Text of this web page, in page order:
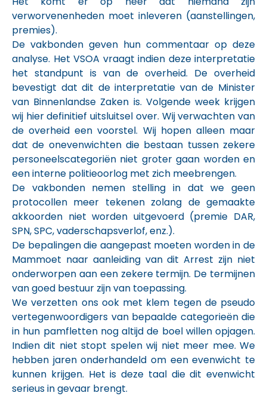
verworvenenheden moet inleveren (aanstellingen,
premies).
De vakbonden geven hun commentaar op deze
analyse. Het VSOA vraagt indien deze interpretatie
het standpunt is van de overheid. De overheid
bevestigt dat dit de interpretatie van de Minister
van Binnenlandse Zaken is. Volgende week krijgen
wij hier definitief uitsluitsel over. Wij verwachten van
de overheid een voorstel. Wij hopen alleen maar
dat de onevenwichten die bestaan tussen zekere
personeelscategoriën niet groter gaan worden en
een interne politieoorlog met zich meebrengen.
De vakbonden nemen stelling in dat we geen
protocollen meer tekenen zolang de gemaakte
akkoorden niet worden uitgevoerd (premie DAR,
SPN, SPC, vaderschapsverlof, enz.).
De bepalingen die aangepast moeten worden in de
Mammoet naar aanleiding van dit Arrest zijn niet
onderworpen aan een zekere termijn. De termijnen
van goed bestuur zijn van toepassing.
We verzetten ons ook met klem tegen de pseudo
vertegenwoordigers van bepaalde categorieën die
in hun pamfletten nog altijd de boel willen opjagen.
Indien dit niet stopt spelen wij niet meer mee. We
hebben jaren onderhandeld om een evenwicht te
kunnen krijgen. Het is deze taal die dit evenwicht
serieus in gevaar brengt.